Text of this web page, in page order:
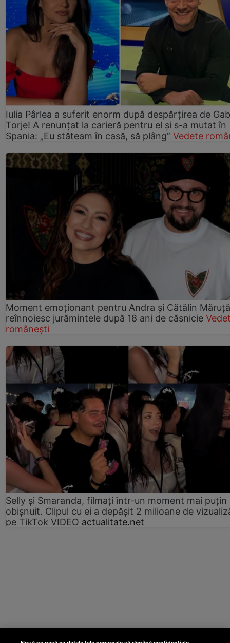
Iulia Pârlea a suferit enorm după despărțirea de
Torje! A renunțat la carieră pentru el și s-a mutat în
Spania: „Eu stăteam în casă, să plâng” Vedete
Moment emoționant pentru Andra și Cătălin
reînnoiesc jurămintele după 18 ani de căsnicie
românești
Selly și Smaranda, filmați într-un moment mai puțin
obișnuit. Clipul cu ei a depășit 2 milioane de
pe TikTok VIDEO actualitate.net